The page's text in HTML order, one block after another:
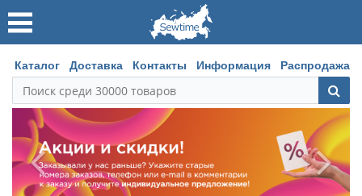
Каталог Доставка Контакты Информация Распродажа